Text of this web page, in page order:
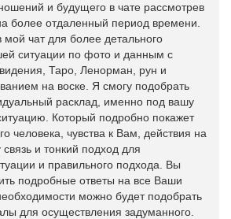
и будущего в чате рассмотрев
более отдаленный период времени.
чат для более детального
ситуации по фото и данным с
Таро, Ленорман, рун и
на воске. Я смогу подобрать
расклад, именно под вашу
Который подробно покажет
человека, чувства к Вам, действия на
и тонкий подход для
и правильного подхода. Вы
подробные ответы на все Ваши
можно будет подобрать
для осуществления задуманного.